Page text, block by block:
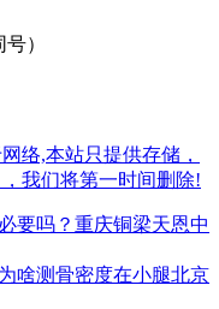
）
络,本站只提供存储，
我们将第一时间删除!
要吗？重庆铜梁天恩中
啥测骨密度在小腿北京